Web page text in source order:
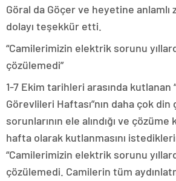
Göral da Göçer ve heyetine
dolayı teşekkür etti.
“Camilerimizin elektrik sorunu
çözülemedi”
1-7 Ekim tarihleri arasında kutlanan
Görevlileri Haftası”nın daha çok
sorunlarının ele alındığı ve
hafta olarak kutlanmasını
“Camilerimizin elektrik sorunu
çözülemedi. Camilerin tüm